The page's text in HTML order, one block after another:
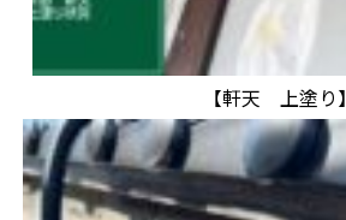
【軒天 上塗り】